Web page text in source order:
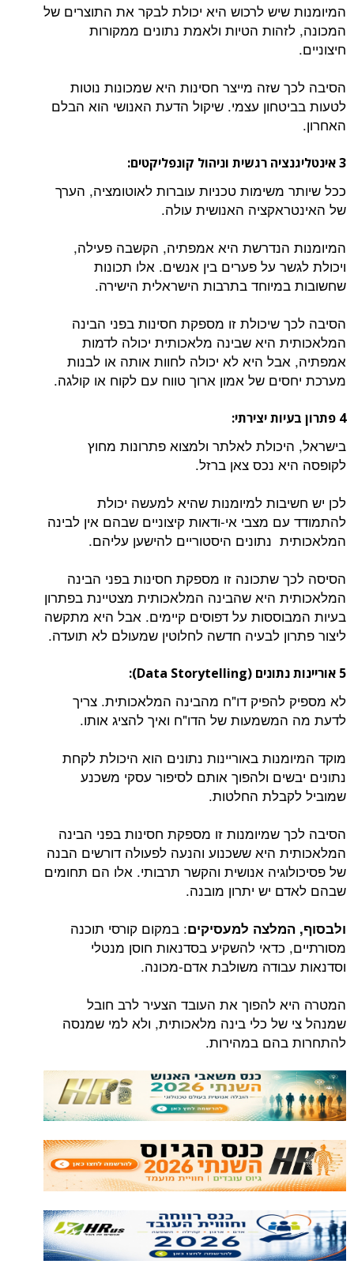
המיומנות שיש לרכוש היא יכולת לבקר את התוצרים של
המכונה, לזהות הטיות ולאמת נתונים ממקורות
חיצוניים.
הסיבה לכך שזה מייצר חסינות היא שמכונות נוטות
לטעות בביטחון עצמי. שיקול הדעת האנושי הוא הבלם
האחרון.
3 אינטליגנציה רגשית וניהול קונפליקטים:
ככל שיותר משימות טכניות עוברות לאוטומציה, הערך
של האינטראקציה האנושית עולה.
המיומנות הנדרשת היא אמפתיה, הקשבה פעילה,
ויכולת לגשר על פערים בין אנשים. אלו תכונות
שחשובות במיוחד בתרבות הישראלית הישירה.
הסיבה לכך שיכולת זו מספקת חסינות בפני הבינה
המלאכותית היא שבינה מלאכותית יכולה לדמות
אמפתיה, אבל היא לא יכולה לחוות אותה או לבנות
מערכת יחסים של אמון ארוך טווח עם לקוח או קולגה.
4 פתרון בעיות יצירתי:
בישראל, היכולת לאלתר ולמצוא פתרונות מחוץ
לקופסה היא נכס צאן ברזל.
לכן יש חשיבות למיומנות שהיא למעשה יכולת
להתמודד עם מצבי אי-ודאות קיצוניים שבהם אין לבינה
המלאכותית נתונים היסטוריים להישען עליהם.
הסיסה לכך שתכונה זו מספקת חסינות בפני הבינה
המלאכותית היא שהבינה המלאכותית מצטיינת בפתרון
בעיות המבוססות על דפוסים קיימים. אבל היא מתקשה
ליצור פתרון לבעיה חדשה לחלוטין שמעולם לא תועדה.
5 אוריינות נתונים (Data Storytelling):
לא מספיק להפיק דו"ח מהבינה המלאכותית. צריך
לדעת מה המשמעות של הדו"ח ואיך להציג אותו.
מוקד המיומנות באוריינות נתונים הוא היכולת לקחת
נתונים יבשים ולהפוך אותם לסיפור עסקי משכנע
שמוביל לקבלת החלטות.
הסיבה לכך שמיומנות זו מספקת חסינות בפני הבינה
המלאכותית היא ששכנוע והנעה לפעולה דורשים הבנה
של פסיכולוגיה אנושית והקשר תרבותי. אלו הם תחומים
שבהם לאדם יש יתרון מובנה.
ולבסוף, המלצה למעסיקים: במקום קורסי תוכנה
מסורתיים, כדאי להשקיע בסדנאות חוסן מנטלי
וסדנאות עבודה משולבת אדם-מכונה.
המטרה היא להפוך את העובד הצעיר לרב חובל
שמנהל צי של כלי בינה מלאכותית, ולא למי שמנסה
להתחרות בהם במהירות.